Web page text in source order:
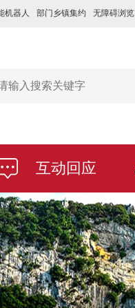
机器人 部门乡镇集约 无障碍浏览
互动回应